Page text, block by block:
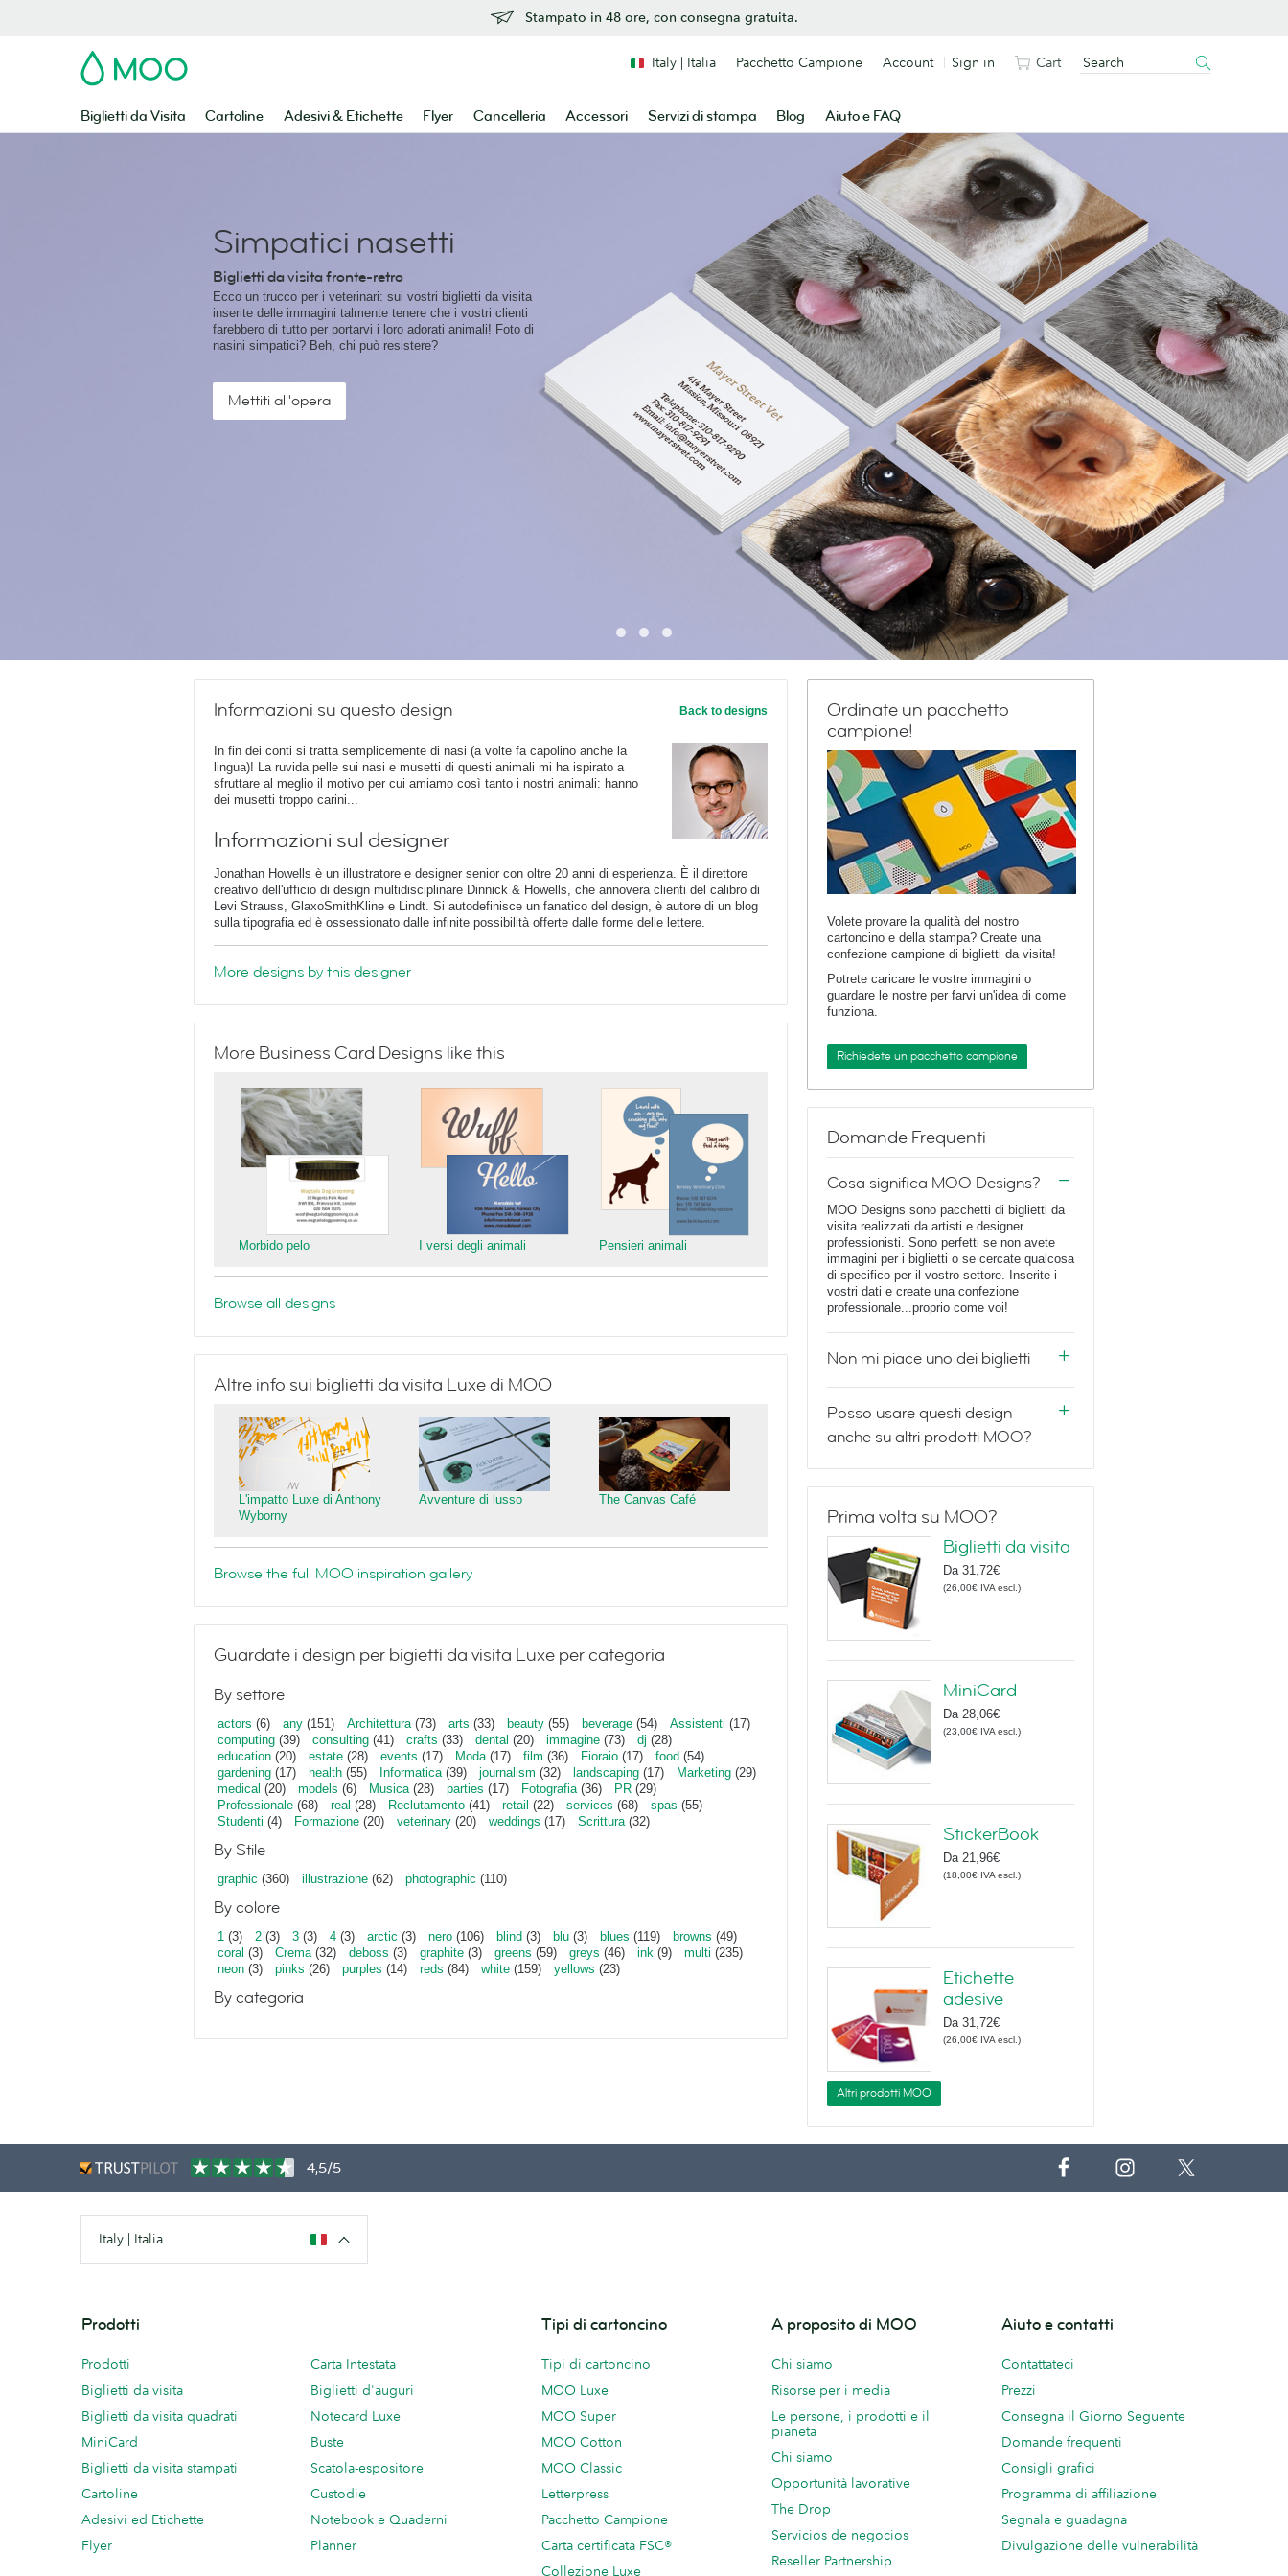
Stampato in 48 ore, con consegna gratuita.
MOO
Biglietti da Visita Cartoline Adesivi & Etichette Flyer Cancelleria Accessori Servizi di stampa Blog Aiuto e FAQ
Italy | Italia Pacchetto Campione Account Sign in Cart
Simpatici nasetti
Biglietti da visita fronte-retro
Ecco un trucco per i veterinari: sui vostri biglietti da visita
inserite delle immagini talmente tenere che i vostri clienti
farebbero di tutto per portarvi i loro adorati animali! Foto di
nasini simpatici? Beh, chi può resistere?
Mettiti all'opera
Informazioni su questo design Back to designs
In fin dei conti si tratta semplicemente di nasi (a volte fa capolino anche la
lingua)! La ruvida pelle sui nasi e musetti di questi animali mi ha ispirato a
sfruttare al meglio il motivo per cui amiamo così tanto i nostri animali: hanno
dei musetti troppo carini...
Informazioni sul designer
Jonathan Howells è un illustratore e designer senior con oltre 20 anni di esperienza. È il direttore
creativo dell'ufficio di design multidisciplinare Dinnick & Howells, che annovera clienti del calibro di
Levi Strauss, GlaxoSmithKline e Lindt. Si autodefinisce un fanatico del design, è autore di un blog
sulla tipografia ed è ossessionato dalle infinite possibilità offerte dalle forme delle lettere.
More designs by this designer
More Business Card Designs like this
Morbido pelo I versi degli animali Pensieri animali
Browse all designs
Altre info sui biglietti da visita Luxe di MOO
L'impatto Luxe di Anthony
Wyborny
Avventure di lusso The Canvas Café
Browse the full MOO inspiration gallery
Guardate i design per bigietti da visita Luxe per categoria
By settore
actors (6) any (151) Architettura(73) arts (33) beauty (55) beverage (54) Assistenti (17)
computing (39) consulting (41) crafts (33) dental (20) immagine (73) dj (28)
education (20) estate (28) events (17) Moda(17) film (36) Fioraio (17) food (54)
gardening (17) health (55) Informatica(39) journalism (32) landscaping (17) Marketing (29)
medical (20) models (6) Musica (28) parties (17) Fotografia(36) PR (29)
Professionale (68) real (28) Reclutamento (41) retail (22) services (68) spas (55)
Studenti (4) Formazione (20) veterinary (20) weddings (17) Scrittura(32)
By Stile
graphic (360) illustrazione (62) photographic (110)
By colore
1 (3) 2 (3) 3 (3) 4 (3) arctic (3) nero (106) blind (3) blu (3) blues (119) browns (49)
coral (3) Crema(32) deboss (3) graphite (3) greens (59) greys (46) ink (9) multi (235)
neon (3) pinks (26) purples (14) reds (84) white (159) yellows (23)
By categoria
Ordinate un pacchetto
campione!
Volete provare la qualità del nostro
cartoncino e della stampa? Create una
confezione campione di biglietti da visita!
Potrete caricare le vostre immagini o
guardare le nostre per farvi un'idea di come
funziona.
Richiedete un pacchetto campione
Domande Frequenti
Cosa significa MOO Designs?
MOO Designs sono pacchetti di biglietti da
visita realizzati da artisti e designer
professionisti. Sono perfetti se non avete
immagini per i biglietti o se cercate qualcosa
di specifico per il vostro settore. Inserite i
vostri dati e create una confezione
professionale...proprio come voi!
Non mi piace uno dei biglietti
Posso usare questi design
anche su altri prodotti MOO?
Prima volta su MOO?
Biglietti da visita
Da 31,72€
(26,00€ IVA escl. )
MiniCard
Da 28,06€
(23,00€ IVA escl. )
StickerBook
Da 21,96€
(18,00€ IVA escl. )
Etichette
adesive
Da 31,72€
(26,00€ IVA escl. )
Altri prodotti MOO
4,5/5
Italy | Italia
Prodotti
Prodotti
Biglietti da visita
Biglietti da visita quadrati
MiniCard
Biglietti da visita stampati
Cartoline
Adesivi ed Etichette
Flyer
Carta Intestata
Biglietti d'auguri
Notecard Luxe
Buste
Scatola-espositore
Custodie
Notebook e Quaderni
Planner
Tipi di cartoncino
Tipi di cartoncino
MOO Luxe
MOO Super
MOO Cotton
MOO Classic
Letterpress
Pacchetto Campione
Carta certificata FSC®
Collezione Luxe
A proposito di MOO
Chi siamo
Risorse per i media
Le persone, i prodotti e il
pianeta
Chi siamo
Opportunità lavorative
The Drop
Servicios de negocios
Reseller Partnership
Aiuto e contatti
Contattateci
Prezzi
Consegna il Giorno Seguente
Domande frequenti
Consigli grafici
Programma di affiliazione
Segnala e guadagna
Divulgazione delle vulnerabilità